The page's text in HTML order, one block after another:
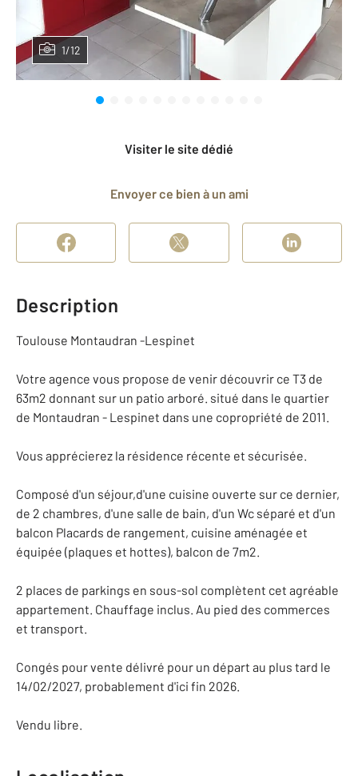
1/12
Visiter le site dédié
Envoyer ce bien à un ami
Description
Toulouse Montaudran -Lespinet
Votre agence vous propose de venir découvrir ce T3 de
63m2 donnant sur un patio arboré. situé dans le quartier
de Montaudran - Lespinet dans une copropriété de 2011.
Vous apprécierez la résidence récente et sécurisée.
Composé d'un séjour,d'une cuisine ouverte sur ce dernier,
de 2 chambres, d'une salle de bain, d'un Wc séparé et d'un
balcon Placards de rangement, cuisine aménagée et
équipée (plaques et hottes), balcon de 7m2.
2 places de parkings en sous-sol complètent cet agréable
appartement. Chauffage inclus. Au pied des commerces
et transport.
Congés pour vente délivré pour un départ au plus tard le
14/02/2027, probablement d'ici fin 2026.
Vendu libre.